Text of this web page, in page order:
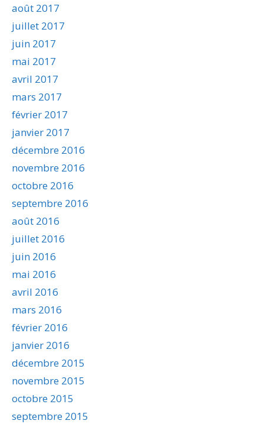
août 2017
juillet 2017
juin 2017
mai 2017
avril 2017
mars 2017
février 2017
janvier 2017
décembre 2016
novembre 2016
octobre 2016
septembre 2016
août 2016
juillet 2016
juin 2016
mai 2016
avril 2016
mars 2016
février 2016
janvier 2016
décembre 2015
novembre 2015
octobre 2015
septembre 2015